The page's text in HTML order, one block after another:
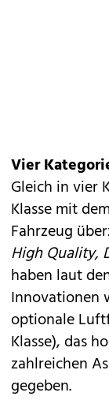
Vier
Gleich in vier
Klasse mit dem
Fahrzeug
High Quality,
haben laut
Innovationen
optionale
Klasse), das
zahlreichen
gegeben.